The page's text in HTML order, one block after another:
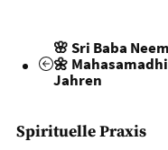
🌸 Sri Baba
🌼
Jahren
Spirituelle Praxis